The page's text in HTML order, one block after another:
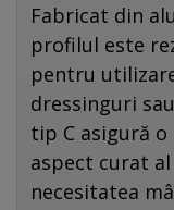
Fabricat din
profilul este
pentru
dressinguri
tip C asigură
aspect curat
necesitatea